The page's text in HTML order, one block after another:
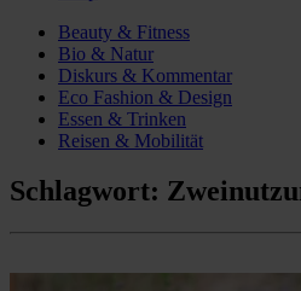
Beauty & Fitness
Bio & Natur
Diskurs & Kommentar
Eco Fashion & Design
Essen & Trinken
Reisen & Mobilität
Schlagwort: